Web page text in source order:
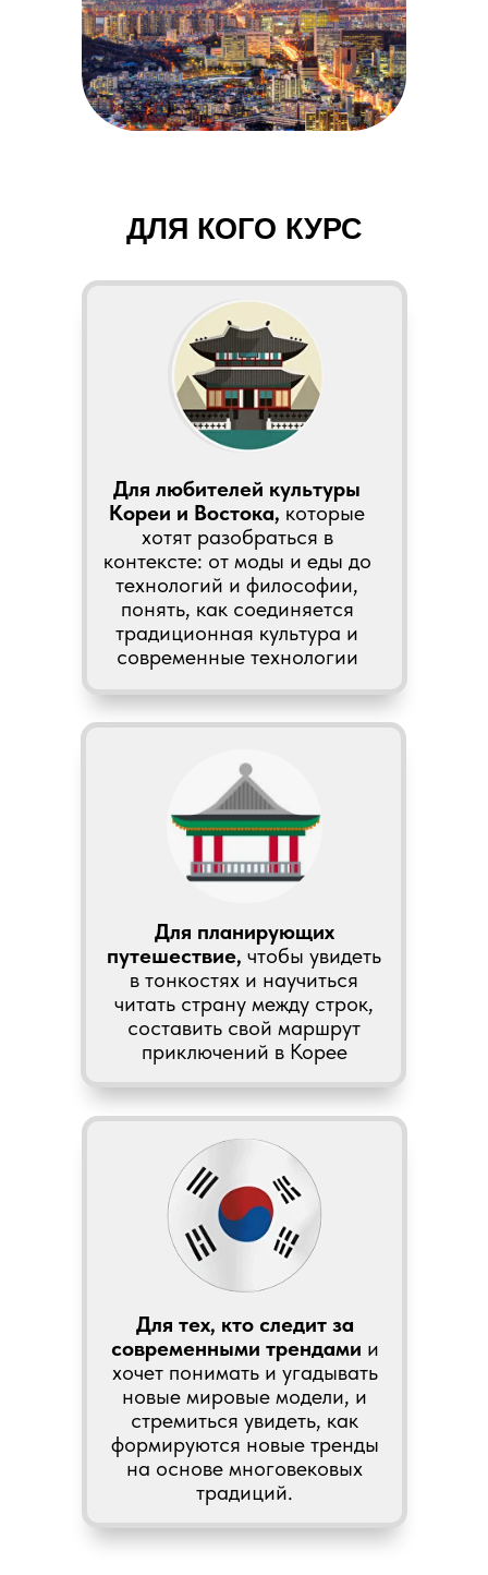
ДЛЯ КОГО КУРС
Для любителей культуры
Кореи и Востока, которые
хотят разобраться в
контексте: от моды и еды до
технологий и философии,
понять, как соединяется
традиционная культура и
современные технологии
Для планирующих
путешествие, чтобы увидеть
в тонкостях и научиться
читать страну между строк,
составить свой маршрут
приключений в Корее
Для тех, кто следит за
современными трендами и
хочет понимать и угадывать
новые мировые модели, и
стремиться увидеть, как
формируются новые тренды
на основе многовековых
традиций.